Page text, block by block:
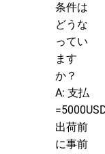
条件は
どうな
ってい
ます
か？
A: 支払
出荷前
に事前